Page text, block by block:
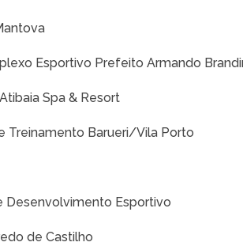
Esportivo Prefeito Armando
Spa & Resort
Treinamento Barueri/Vila Porto
Desenvolvimento Esportivo
de Castilho